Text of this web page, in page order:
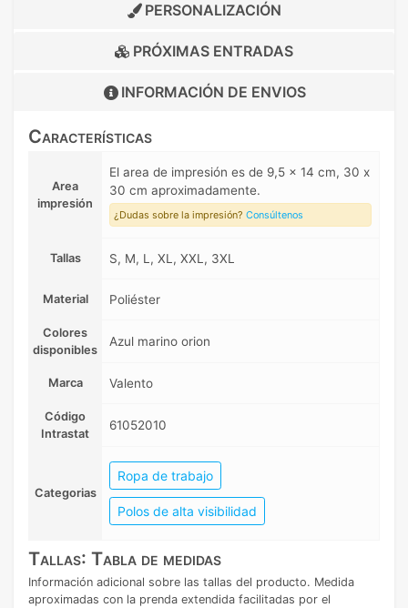
PERSONALIZACIÓN
PRÓXIMAS ENTRADAS
INFORMACIÓN DE ENVIOS
Características
Area
impresión
El area de impresión es de 9,5 x 14 cm, 30 x
30 cm aproximadamente.
¿Dudas sobre la impresión? Consúltenos
Tallas S, M, L, XL, XXL, 3XL
Material Poliéster
Colores
disponibles
Azul marino orion
Marca Valento
Código
Intrastat
61052010
Categorias
Ropa de trabajo
Polos de alta visibilidad
Tallas: Tabla de medidas
Información adicional sobre las tallas del producto. Medida
aproximadas con la prenda extendida facilitadas por el